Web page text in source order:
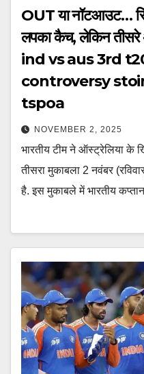
OUT या नॉटआउट…
लपका कैच, लेकिन तीसरे
ind vs aus 3rd
controversy
tspoa
NOVEMBER 2, 2025
भारतीय टीम ने ऑस्ट्रेलिया के
तीसरा मुकाबला 2 नवंबर
है. इस मुकाबले में भारतीय